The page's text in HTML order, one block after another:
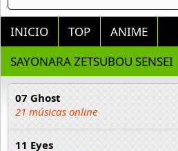
INICIO TOP
ANIME
SAYONARA ZETSUBOU SENSEI
07 Ghost
21 músicas online
11 Eyes